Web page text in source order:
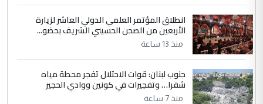
انطلاق المؤتمر العلمي الدولي العاشر لزيارة
الأربعين من الصحن الحسيني الشريف بحضو...
منذ 13 ساعة
جنوب لبنان: قوات الاحتلال تفجر محطة مياه
شقرا… وتفجيرات في كونين ووادي الحجير
منذ 7 ساعة